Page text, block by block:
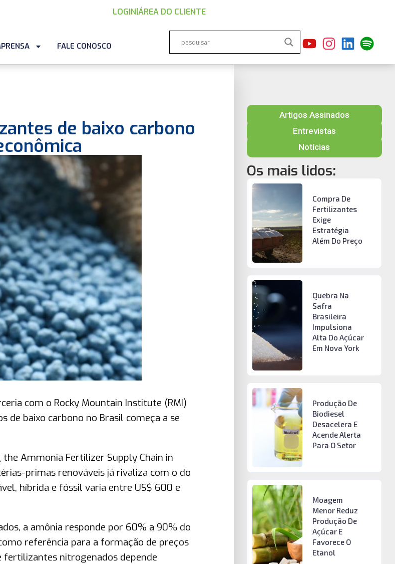
LOGIN |ÁREA DO CLIENTE
FALE CONOSCO
de baixo carbono
com o Rocky Mountain Institute (RMI)
de baixo carbono no Brasil começa a se
Ammonia Fertilizer Supply Chain in
primas renováveis já rivaliza com o do
híbrida e fóssil varia entre US$ 600 e
a amônia responde por 60% a 90% do
referência para a formação de preços
fertilizantes nitrogenados depende
Artigos Assinados
Entrevistas
Notícias
Os mais lidos:
Compra De
Fertilizantes
Exige
Estratégia
Além Do Preço
Quebra Na
Safra
Brasileira
Impulsiona
Alta Do Açúcar
Em Nova York
Produção De
Biodiesel
Desacelera E
Acende Alerta
Para O Setor
Moagem
Menor Reduz
Produção De
Açúcar E
Favorece O
Etanol